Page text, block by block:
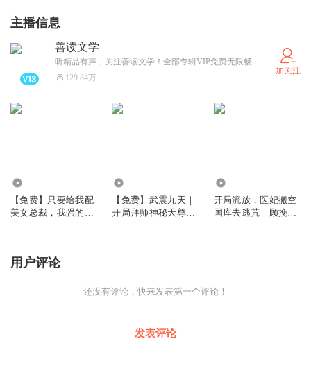
主播信息
善读文学
听精品有声，关注善读文学！全部专辑VIP免费无限畅听！
129.84万
加关注
【免费】只要给我配
美女总裁，我强的可
【免费】武震九天｜
开局拜师神秘天尊｜
开局流放，医妃搬空
国库去逃荒｜顾挽月
用户评论
还没有评论，快来发表第一个评论！
发表评论